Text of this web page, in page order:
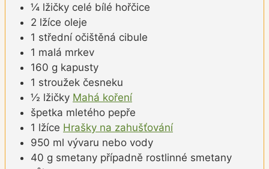
¼ lžičky celé bílé hořčice
2 lžíce oleje
1 střední očištěná cibule
1 malá mrkev
160 g kapusty
1 stroužek česneku
½ lžičky Mahá koření
špetka mletého pepře
1 lžíce Hrašky na zahušťování
950 ml vývaru nebo vody
40 g smetany případně rostlinné smetany